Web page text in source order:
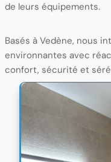
de leurs équipements.
Basés à Vedène, nous
environnantes avec
confort, sécurité et